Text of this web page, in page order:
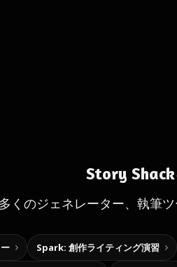
Story
くのジェネレーター、執筆
Spark: 創作ライティング演習